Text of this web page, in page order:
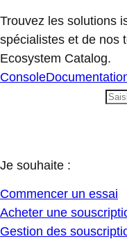
Trouvez les solutions
spécialistes et de nos
Ecosystem Catalog.
Console
Je souhaite :
Commencer un essai
Acheter une
Gestion des